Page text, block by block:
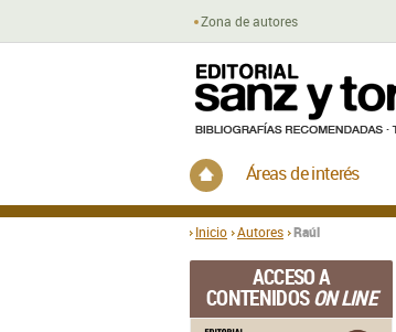
Inicio Autores Raúl
Inicio
Áreas de interés
Zona de autores
ACCESO A
CONTENIDOSON LINE